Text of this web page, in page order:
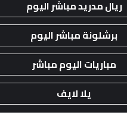
ريال مدريد مباشر اليوم
برشلونة مباشر اليوم
مباريات اليوم مباشر
يلا لايف